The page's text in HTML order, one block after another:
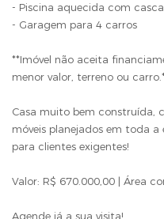
- Piscina aquecida com
- Garagem para 4 carros
**Imóvel não aceita
menor valor, terreno ou
Casa muito bem construída,
móveis planejados em toda
para clientes exigentes!
Valor: R$ 670.000,00 | Área